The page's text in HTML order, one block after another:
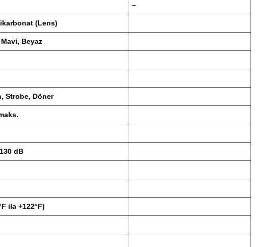
–
(Lens)
Mavi, Beyaz
Strobe, Döner
dB
ila +122°F)